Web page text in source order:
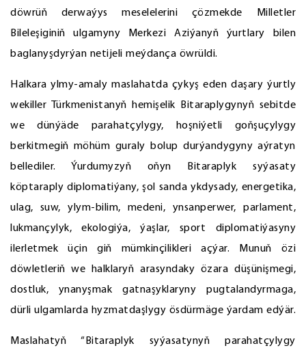
döwrüň derwaýys meselelerini çözmekde Milletler
Bileleşiginiň ulgamyny Merkezi Aziýanyň ýurtlary bilen
baglanyşdyrýan netijeli meýdança öwrüldi.
Halkara ylmy-amaly maslahatda çykyş eden daşary ýurtly
wekiller Türkmenistanyň hemişelik Bitaraplygynyň sebitde
we dünýäde parahatçylygy, hoşniýetli goňşuçylygy
berkitmegiň möhüm guraly bolup durýandygyny aýratyn
bellediler. Ýurdumyzyň oňyn Bitaraplyk syýasaty
köptaraply diplomatiýany, şol sanda ykdysady, energetika,
ulag, suw, ylym-bilim, medeni, ynsanperwer, parlament,
lukmançylyk, ekologiýa, ýaşlar, sport diplomatiýasyny
ilerletmek üçin giň mümkinçilikleri açýar. Munuň özi
döwletleriň we halklaryň arasyndaky özara düşünişmegi,
dostluk, ynanyşmak gatnaşyklaryny pugtalandyrmaga,
dürli ulgamlarda hyzmatdaşlygy ösdürmäge ýardam edýär.
Maslahatyň “Bitaraplyk syýasatynyň parahatçylygy